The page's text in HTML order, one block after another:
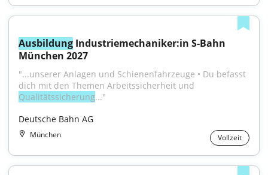
Ausbildung Industriemechaniker:in S-Bahn
München 2027
"...unserer Anlagen und Schienenfahrzeuge • Du befasst
Qualitätssicherung..."
Deutsche Bahn AG
München Vollzeit